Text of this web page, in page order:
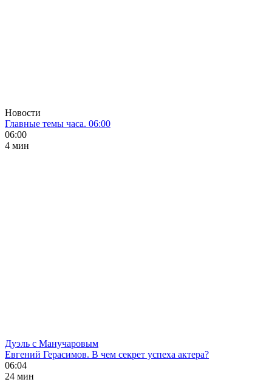
Новости
Главные темы часа. 06:00
06:00
4 мин
Дуэль с Манучаровым
Евгений Герасимов. В чем секрет успеха актера?
06:04
24 мин